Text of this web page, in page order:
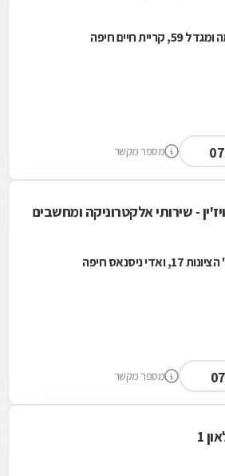
59, קריית חיים חיפה
מספר מקשר
- שירותי אלקטרוניקה ומחשבים
17, ואדי ניסנאס חיפה
מספר מקשר
1